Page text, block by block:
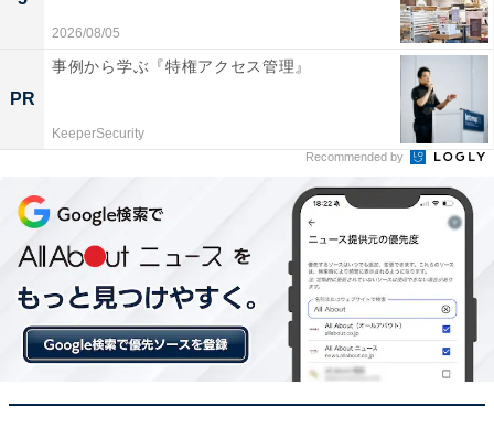
原材料やカロリー
2024年6月に購入した商品の賞味期限が2025年8月です
ので、1年以上保存可能です。常温保存なので、いくつ
か買って常備しておくのもいいですね。
2026/08/05
PR
事例から学ぶ『特権アクセス管理』
KeeperSecurity
Recommended by